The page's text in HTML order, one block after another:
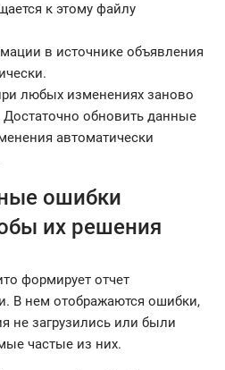
к этому файлу
в источнике объявления
любых изменениях заново
обновить данные
автоматически
ошибки
их решения
формирует отчет
В нем отображаются ошибки,
не загрузились или были
частые из них.